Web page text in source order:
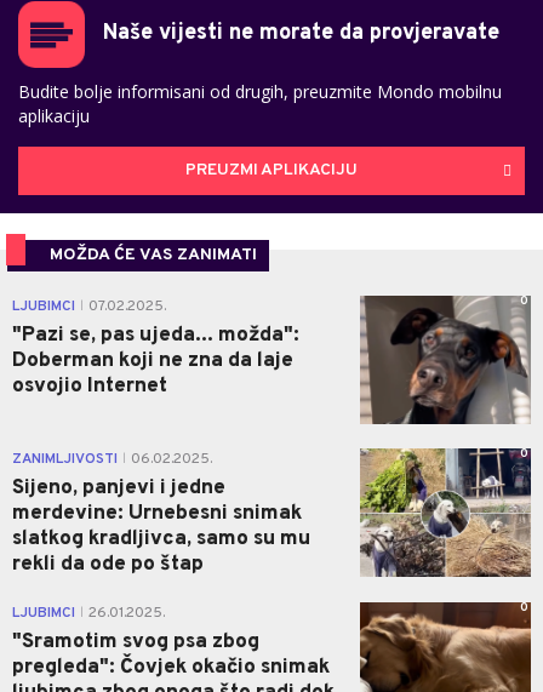
Naše vijesti ne morate da provjeravate
Budite bolje informisani od drugih, preuzmite Mondo mobilnu
aplikaciju
PREUZMI APLIKACIJU
MOŽDA ĆE VAS ZANIMATI
LJUBIMCI 07.02.2025.
"Pazi se, pas ujeda... možda":
Doberman koji ne zna da laje
osvojio Internet
0
ZANIMLJIVOSTI 06.02.2025.
Sijeno, panjevi i jedne
merdevine: Urnebesni snimak
slatkog kradljivca, samo su mu
rekli da ode po štap
0
LJUBIMCI 26.01.2025.
"Sramotim svog psa zbog
pregleda": Čovjek okačio snimak
0